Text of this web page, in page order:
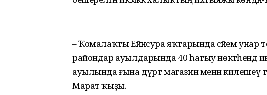
– Ҡомалаҡты Ейәнсура яҡтарында әсәйем унар
райондар ауылдарында 40 һатыу нөктәһендә
ауылында ғына дүрт магазин менән килешеү
Марат ҡыҙы.